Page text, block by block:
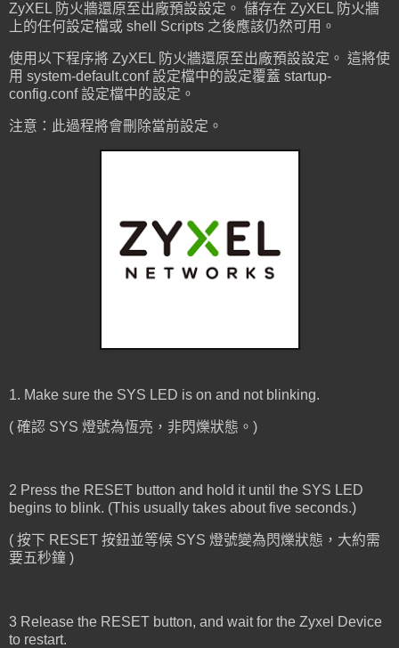
ZyXEL 防火牆還原至出廠預設設定。 儲存在 ZyXEL 防火牆
上的任何設定檔或 shell Scripts 之後應該仍然可用。
使用以下程序將 ZyXEL 防火牆還原至出廠預設設定。 這將使
用 system-default.conf 設定檔中的設定覆蓋 startup-
config.conf 設定檔中的設定。
注意：此過程將會刪除當前設定。
1. Make sure the SYS LED is on and not blinking.
( 確認 SYS 燈號為恆亮，非閃爍狀態。)
2 Press the RESET button and hold it until the SYS LED
begins to blink. (This usually takes about five seconds.)
( 按下 RESET 按鈕並等候 SYS 燈號變為閃爍狀態，大約需
要五秒鐘 )
3 Release the RESET button, and wait for the Zyxel Device
to restart.